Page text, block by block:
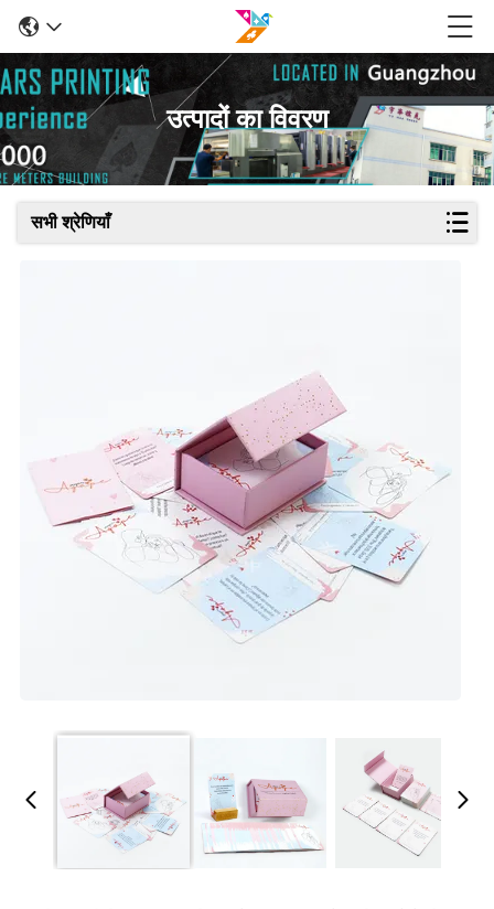
उत्पादों का विवरण
सभी श्रेणियाँ